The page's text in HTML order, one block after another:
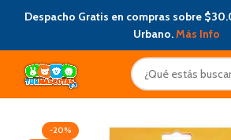
Despacho Gratis en compras sobre
Urbano.Más Info
-20%